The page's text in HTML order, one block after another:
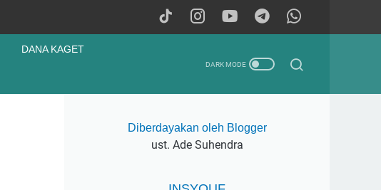
DANA KAGET
Diberdayakan oleh Blogger
ust. Ade Suhendra